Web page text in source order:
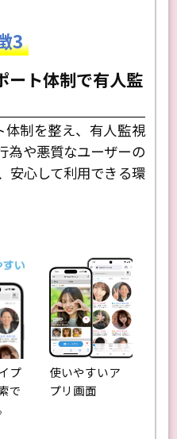
3
ート体制で有人監
制を整え、有人監視
為や悪質なユーザーの
安心して利用できる環
プ
で
使いやすいア
プリ画面